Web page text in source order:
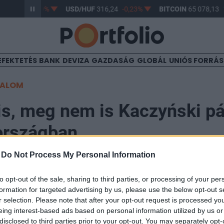
Do Not Process My Personal Information
opt-out of the sale, sharing to third parties, or processing of your
for targeted advertising by us, please use the below opt-out
selection. Please note that after your opt-out request is processed
interest-based ads based on personal information utilized by us
to third parties prior to your opt-out. You may separately
-0,19% USD/HUF316,24 -0,23% BITCOIN65 078,13
BANK DEVIZA GAZDASÁG GLOBÁL UNIÓS
meg nem is Kaczyński
a Jarosław Kaczyński vezette Jog és Igazságosság
kapta a lengyel helyhatósági választások